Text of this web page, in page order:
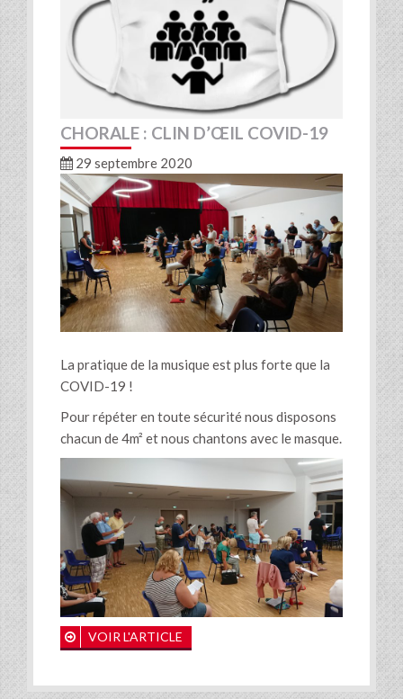
CHORALE : CLIN D’ŒIL COVID-19
29 septembre 2020
La pratique de la musique est plus forte que la
COVID-19 !
Pour répéter en toute sécurité nous disposons
chacun de 4m² et nous chantons avec le masque.
VOIR L'ARTICLE